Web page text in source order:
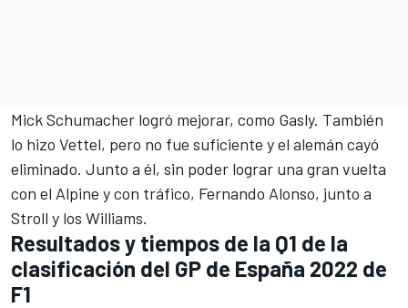
Mick Schumacher logró mejorar, como Gasly. También
lo hizo Vettel, pero no fue suficiente y el alemán cayó
eliminado. Junto a él, sin poder lograr una gran vuelta
con el Alpine y con tráfico, Fernando Alonso, junto a
Stroll y los Williams.
Resultados y tiempos de la Q1 de la
clasificación del GP de España 2022 de
F1